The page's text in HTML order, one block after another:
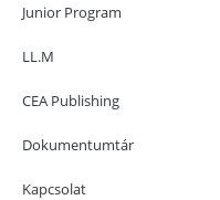
Junior Program
LL.M
CEA Publishing
Dokumentumtár
Kapcsolat